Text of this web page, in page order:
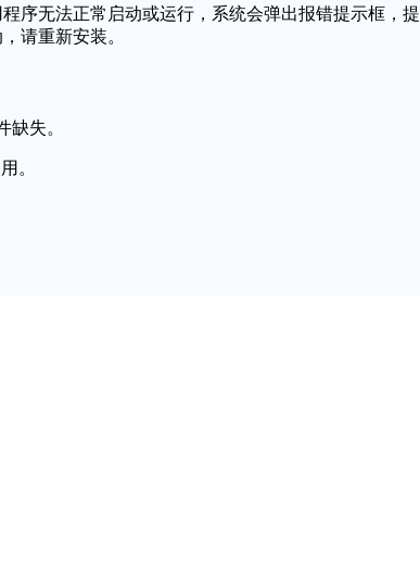
序无法正常启动或运行，系统会弹出报错提示框，提
请重新安装。
缺失。
。